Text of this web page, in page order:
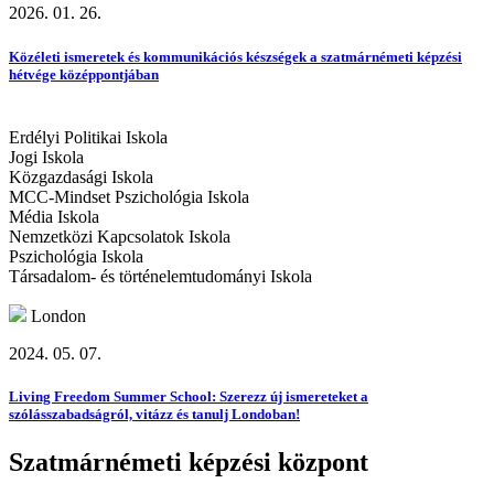
2026. 01. 26.
Közéleti ismeretek és kommunikációs készségek a szatmárnémeti képzési
hétvége középpontjában
Erdélyi Politikai Iskola
Jogi Iskola
Közgazdasági Iskola
MCC-Mindset Pszichológia Iskola
Média Iskola
Nemzetközi Kapcsolatok Iskola
Pszichológia Iskola
Társadalom- és történelemtudományi Iskola
London
2024. 05. 07.
Living Freedom Summer School: Szerezz új ismereteket a
szólásszabadságról, vitázz és tanulj Londoban!
Szatmárnémeti képzési központ